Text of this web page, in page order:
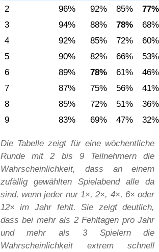
2 96% 92% 85%
77%
3
94% 88% 78%
68%
4
92% 85% 72%
60%
5
90% 82% 66%
53%
6
89% 78% 61%
46%
7
87% 75% 56%
41%
8
85% 72% 51%
36%
9
83% 69% 47% 32%
Die Tabelle zeigt für eine wöchentliche
Runde mit 2 bis 9 Teilnehmern die
Wahrscheinlichkeit, dass an einem
zufällig gewählten Spielabend alle da
sind, wenn jeder nur 1×, 2×, 4×, 6× oder
12× im Jahr fehlt. Sie zeigt deutlich,
dass bei mehr als 2 Fehltagen pro Jahr
und mehr als 3 Spielern die
Wahrscheinlichkeit extrem schnell